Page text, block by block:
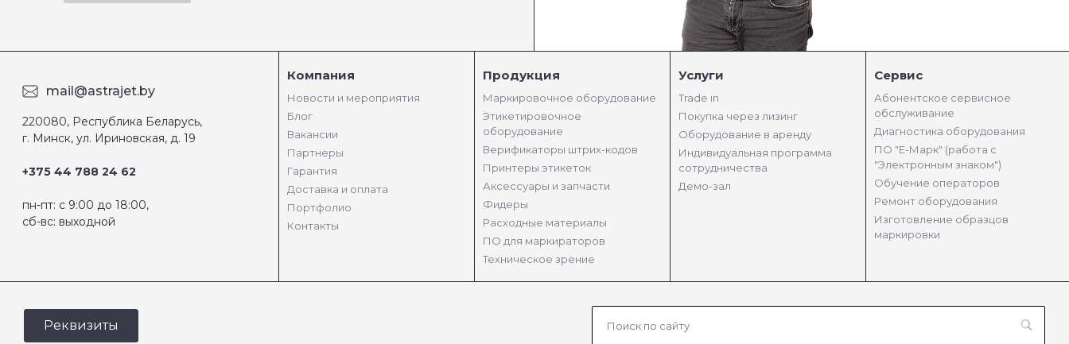
mail@astrajet.by
220080, Республика Беларусь,
г. Минск, ул. Ириновская, д. 19
+375 44 788 24 62
пн-пт: с 9:00 до 18:00,
сб-вс: выходной
Компания
Новости и мероприятия
Блог
Вакансии
Партнеры
Гарантия
Доставка и оплата
Портфолио
Контакты
Продукция
Маркировочное оборудование
Этикетировочное
оборудование
Верификаторы штрих-кодов
Принтеры этикеток
Аксессуары и запчасти
Фидеры
Расходные материалы
ПО для маркираторов
Техническое зрение
Услуги
Trade in
Покупка через лизинг
Оборудование в аренду
Индивидуальная программа
сотрудничества
Демо-зал
Сервис
Абонентское сервисное
обслуживание
Диагностика оборудования
ПО "Е-Марк" (работа с
"Электронным знаком")
Обучение операторов
Ремонт оборудования
Изготовление образцов
маркировки
Реквизиты